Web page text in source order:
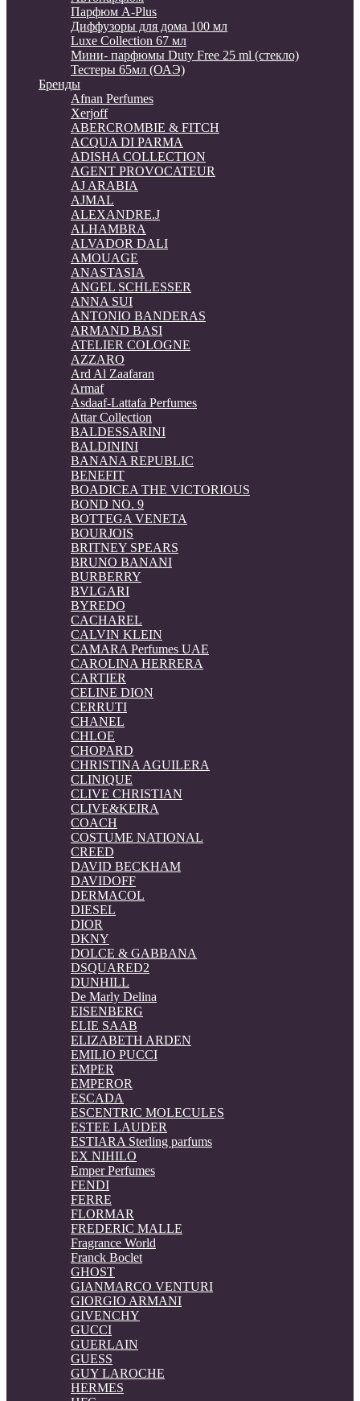
Парфюм A-Plus
Диффузоры для дома 100 мл
Luxe Collection 67 мл
Мини- парфюмы Duty Free 25 ml (стекло)
Тестеры 65мл (ОАЭ)
Бренды
Afnan Perfumes
Xerjoff
ABERCROMBIE & FITCH
ACQUA DI PARMA
ADISHA COLLECTION
AGENT PROVOCATEUR
AJ ARABIA
AJMAL
ALEXANDRE.J
ALHAMBRA
ALVADOR DALI
AMOUAGE
ANASTASIA
ANGEL SCHLESSER
ANNA SUI
ANTONIO BANDERAS
ARMAND BASI
ATELIER COLOGNE
AZZARO
Ard Al Zaafaran
Armaf
Asdaaf-Lattafa Perfumes
Attar Collection
BALDESSARINI
BALDININI
BANANA REPUBLIC
BENEFIT
BOADICEA THE VICTORIOUS
BOND NO. 9
BOTTEGA VENETA
BOURJOIS
BRITNEY SPEARS
BRUNO BANANI
BURBERRY
BVLGARI
BYREDO
CACHAREL
CALVIN KLEIN
CAMARA Perfumes UAE
CAROLINA HERRERA
CARTIER
CELINE DION
CERRUTI
CHANEL
CHLOE
CHOPARD
CHRISTINA AGUILERA
CLINIQUE
CLIVE CHRISTIAN
CLIVE&KEIRA
COACH
COSTUME NATIONAL
CREED
DAVID BECKHAM
DAVIDOFF
DERMACOL
DIESEL
DIOR
DKNY
DOLCE & GABBANA
DSQUARED2
DUNHILL
De Marly Delina
EISENBERG
ELIE SAAB
ELIZABETH ARDEN
EMILIO PUCCI
EMPER
EMPEROR
ESCADA
ESCENTRIC MOLECULES
ESTEE LAUDER
ESTIARA Sterling parfums
EX NIHILO
Emper Perfumes
FENDI
FERRE
FLORMAR
FREDERIC MALLE
Fragrance World
Franck Boclet
GHOST
GIANMARCO VENTURI
GIORGIO ARMANI
GIVENCHY
GUCCI
GUERLAIN
GUESS
GUY LAROCHE
HERMES